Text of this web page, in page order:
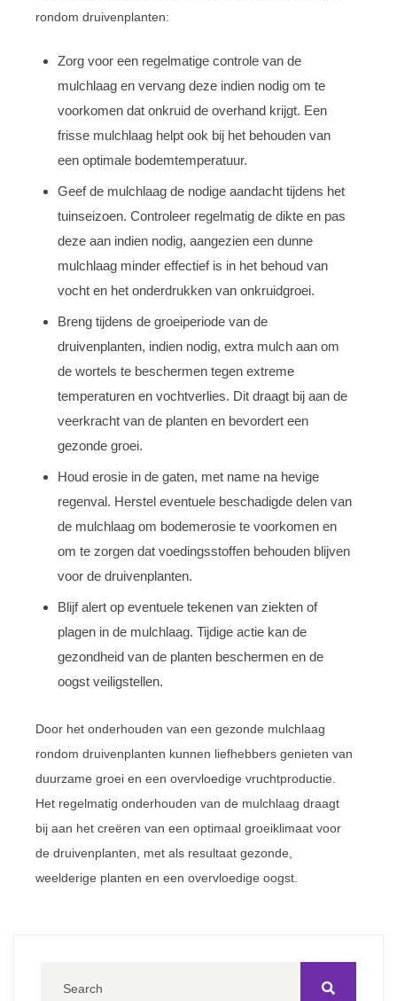
rondom druivenplanten:
Zorg voor een regelmatige controle van de
mulchlaag en vervang deze indien nodig om te
voorkomen dat onkruid de overhand krijgt. Een
frisse mulchlaag helpt ook bij het behouden van
een optimale bodemtemperatuur.
Geef de mulchlaag de nodige aandacht tijdens het
tuinseizoen. Controleer regelmatig de dikte en pas
deze aan indien nodig, aangezien een dunne
mulchlaag minder effectief is in het behoud van
vocht en het onderdrukken van onkruidgroei.
Breng tijdens de groeiperiode van de
druivenplanten, indien nodig, extra mulch aan om
de wortels te beschermen tegen extreme
temperaturen en vochtverlies. Dit draagt bij aan de
veerkracht van de planten en bevordert een
gezonde groei.
Houd erosie in de gaten, met name na hevige
regenval. Herstel eventuele beschadigde delen van
de mulchlaag om bodemerosie te voorkomen en
om te zorgen dat voedingsstoffen behouden blijven
voor de druivenplanten.
Blijf alert op eventuele tekenen van ziekten of
plagen in de mulchlaag. Tijdige actie kan de
gezondheid van de planten beschermen en de
oogst veiligstellen.
Door het onderhouden van een gezonde mulchlaag
rondom druivenplanten kunnen liefhebbers genieten van
duurzame groei en een overvloedige vruchtproductie.
Het regelmatig onderhouden van de mulchlaag draagt
bij aan het creëren van een optimaal groeiklimaat voor
de druivenplanten, met als resultaat gezonde,
weelderige planten en een overvloedige oogst.